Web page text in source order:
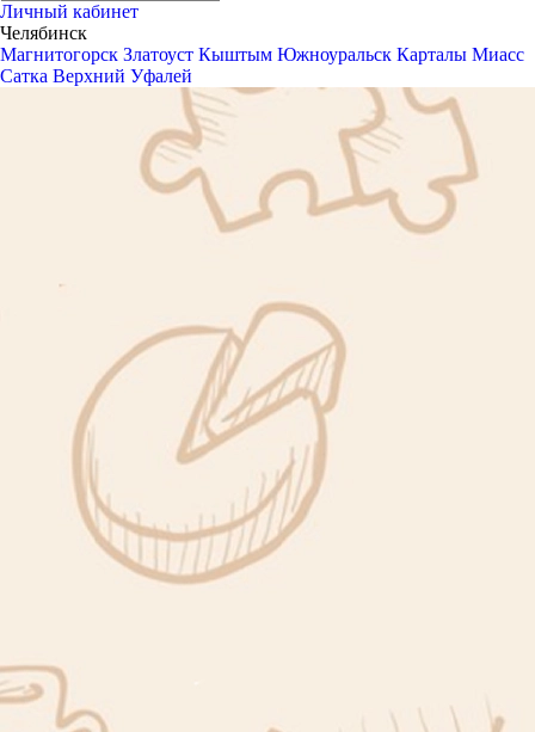
Личный кабинет
Челябинск
Магнитогорск Златоуст Кыштым Южноуральск Карталы Миасс
Сатка Верхний Уфалей